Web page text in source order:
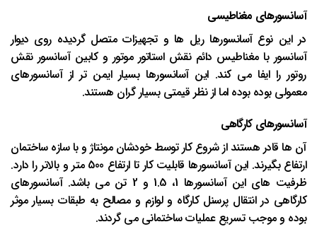
آسانسورهای مغناطیسی
در این نوع آسانسورها ریل ها و تجهیزات متصل گردیده روی دیوار
آسانسور با مغناطیس دائم نقش استاتور موتور و کابین آسانسور نقش
روتور را ایفا می کند. این آسانسورها بسیار ایمن تر از آسانسورهای
معمولی بوده بوده اما از نظر قیمتی بسیار گران هستند.
آسانسورهای کارگاهی
آن ها قادر هستند از شروع کار توسط خودشان مونتاژ و با سازه ساختمان
ارتفاع بگیرند. این آسانسورها قابلیت کار تا ارتفاع 500 متر و بالاتر را دارد.
ظرفیت های این آسانسورها 1، 1.5 و 2 تن می باشد. آسانسورهای
کارگاهی در انتقال پرسنل کارگاه و لوازم و مصالح به طبقات بسیار موثر
بوده و موجب تسریع عملیات ساختمانی می گردند.